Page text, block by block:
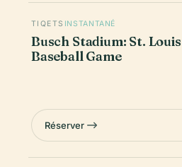
TIQETS INSTANTANÉ
Busch Stadium: St.
Baseball Game
Réserver